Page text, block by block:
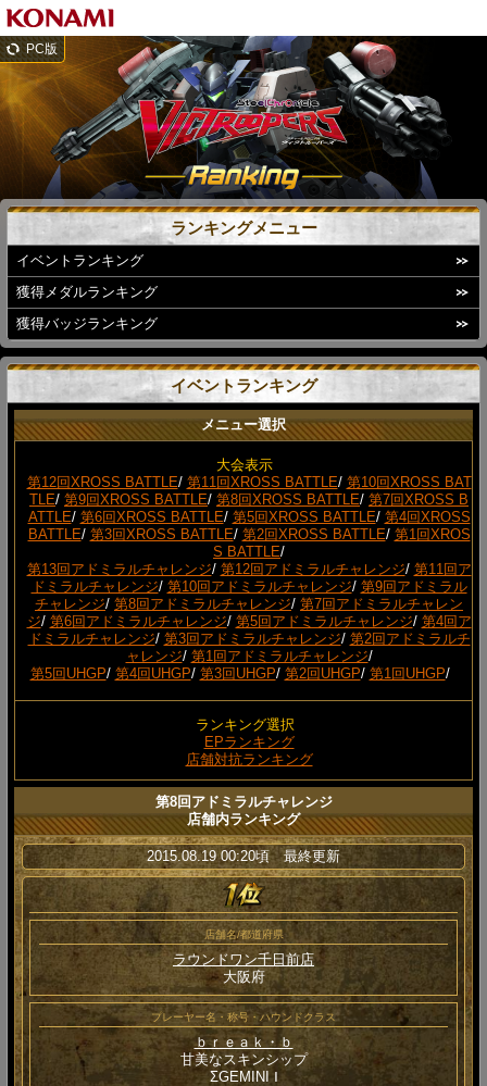
PC版
ランキングメニュー
イベントランキング
獲得メダルランキング
獲得バッジランキング
イベントランキング
メニュー選択
大会表示
第12回XROSS BATTLE/ 第11回XROSS BATTLE/ 第10回XROSS BAT
TLE/ 第9回XROSS BATTLE/ 第8回XROSS BATTLE/ 第7回XROSS B
ATTLE/ 第6回XROSS BATTLE/ 第5回XROSS BATTLE/ 第4回XROSS
BATTLE/ 第3回XROSS BATTLE/ 第2回XROSS BATTLE/ 第1回XROS
S BATTLE/
第13回アドミラルチャレンジ/ 第12回アドミラルチャレンジ/ 第11回ア
ドミラルチャレンジ/ 第10回アドミラルチャレンジ/ 第9回アドミラル
チャレンジ/ 第8回アドミラルチャレンジ/ 第7回アドミラルチャレン
ジ/ 第6回アドミラルチャレンジ/ 第5回アドミラルチャレンジ/ 第4回ア
ドミラルチャレンジ/ 第3回アドミラルチャレンジ/ 第2回アドミラルチ
ャレンジ/ 第1回アドミラルチャレンジ/
第5回UHGP/ 第4回UHGP/ 第3回UHGP/ 第2回UHGP/ 第1回UHGP/
ランキング選択
EPランキング
店舗対抗ランキング
第8回アドミラルチャレンジ
店舗内ランキング
2015.08.19 00:20頃 最終更新
店舗名/都道府県
ラウンドワン千日前店
大阪府
プレーヤー名・称号・ハウンドクラス
ｂｒｅａｋ・ｂ
甘美なスキンシップ
ΣGEMINI Ⅰ